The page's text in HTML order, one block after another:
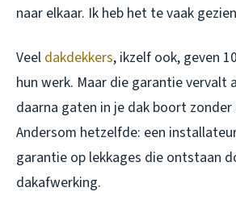
naar elkaar. Ik heb het te vaak
Veel dakdekkers, ikzelf ook, geven
hun werk. Maar die garantie vervalt
daarna gaten in je dak boort zonder
Andersom hetzelfde: een
garantie op lekkages die ontstaan
dakafwerking.